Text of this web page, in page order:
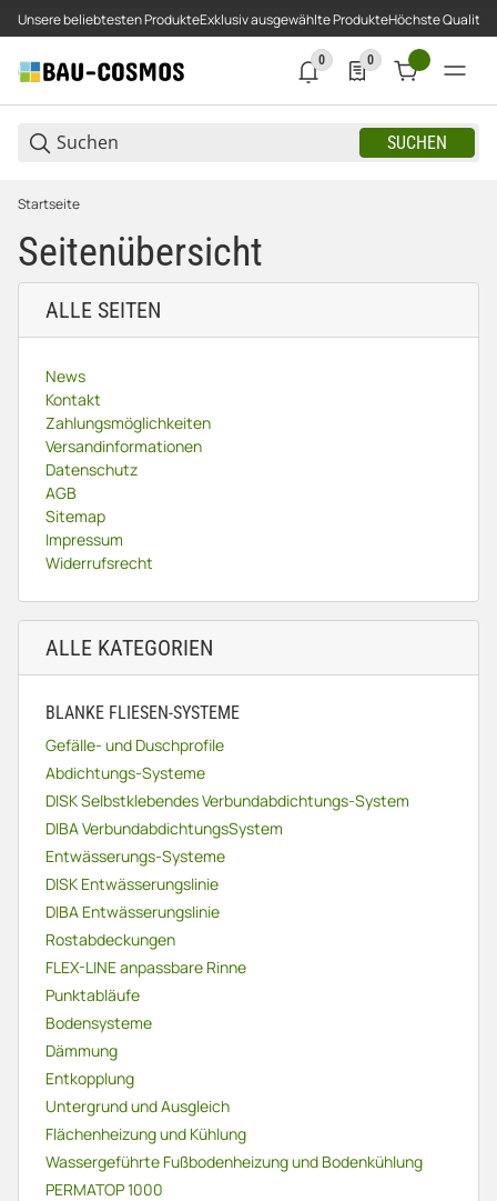
Unsere beliebtesten ProdukteExklusiv ausgewählte ProdukteHöchste Qualität
SUCHEN
0
0 neue Notifizierungen
0
0 Produkte in der Liste
Startseite
Seitenübersicht
ALLE SEITEN
News
Kontakt
Zahlungsmöglichkeiten
Versandinformationen
Datenschutz
AGB
Sitemap
Impressum
Widerrufsrecht
ALLE KATEGORIEN
BLANKE FLIESEN-SYSTEME
Gefälle- und Duschprofile
Abdichtungs-Systeme
DISK Selbstklebendes Verbundabdichtungs-System
DIBA VerbundabdichtungsSystem
Entwässerungs-Systeme
DISK Entwässerungslinie
DIBA Entwässerungslinie
Rostabdeckungen
FLEX-LINE anpassbare Rinne
Punktabläufe
Bodensysteme
Dämmung
Entkopplung
Untergrund und Ausgleich
Flächenheizung und Kühlung
Wassergeführte Fußbodenheizung und Bodenkühlung
PERMATOP 1000